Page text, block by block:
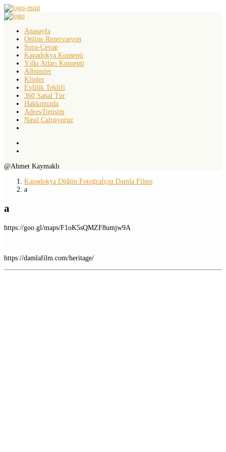
Anasayfa
Online Rezervasyon
Soru-Cevap
Kapadokya Konsepti
Yılkı Atları Konsepti
Albümler
Klipler
Evlilik Teklifi
360 Sanal Tur
Hakkımızda
Adres/İletişim
Nasıl Çalışıyoruz
@Ahmet Kaymaklı
Kapadokya Düğün Fotoğrafçısı Damla Films
a
a
https://goo.gl/maps/F1oK5sQMZF8umjw9A
https://damlafilm.com/heritage/